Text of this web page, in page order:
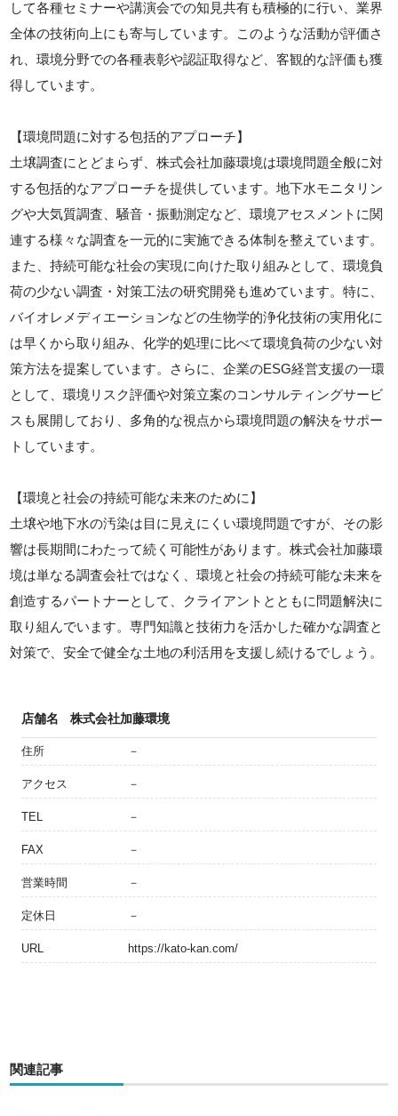
して各種セミナーや講演会での知見共有も積極的に行い、業界
全体の技術向上にも寄与しています。このような活動が評価さ
れ、環境分野での各種表彰や認証取得など、客観的な評価も獲
得しています。
【環境問題に対する包括的アプローチ】
土壌調査にとどまらず、株式会社加藤環境は環境問題全般に対
する包括的なアプローチを提供しています。地下水モニタリン
グや大気質調査、騒音・振動測定など、環境アセスメントに関
連する様々な調査を一元的に実施できる体制を整えています。
また、持続可能な社会の実現に向けた取り組みとして、環境負
荷の少ない調査・対策工法の研究開発も進めています。特に、
バイオレメディエーションなどの生物学的浄化技術の実用化に
は早くから取り組み、化学的処理に比べて環境負荷の少ない対
策方法を提案しています。さらに、企業のESG経営支援の一環
として、環境リスク評価や対策立案のコンサルティングサービ
スも展開しており、多角的な視点から環境問題の解決をサポー
トしています。
【環境と社会の持続可能な未来のために】
土壌や地下水の汚染は目に見えにくい環境問題ですが、その影
響は長期間にわたって続く可能性があります。株式会社加藤環
境は単なる調査会社ではなく、環境と社会の持続可能な未来を
創造するパートナーとして、クライアントとともに問題解決に
取り組んでいます。専門知識と技術力を活かした確かな調査と
対策で、安全で健全な土地の利活用を支援し続けるでしょう。
店舗名 株式会社加藤環境
住所 －
アクセス －
TEL －
FAX －
営業時間 －
定休日 －
URL https://kato-kan.com/
関連記事